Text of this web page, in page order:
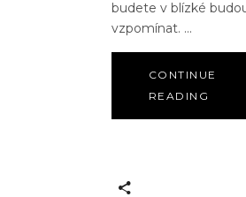
budete v blízké
vzpomínat.
CONTINUE
READING